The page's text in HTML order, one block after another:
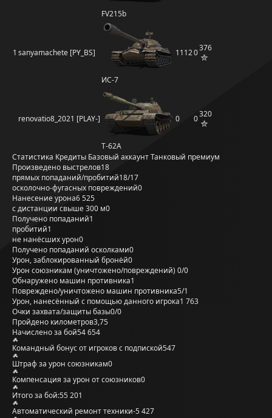
FV215b
1 sanyamachete [PY_BS]
ИС-7
11120376
renovatio8_2021 [PLAY-]
Т-62А
0 0320
Статистика Кредиты Базовый аккаунтТанковый премиум
Произведено выстрелов18
прямых попаданий/пробитий18/17
осколочно-фугасных повреждений0
Нанесение урона6 525
с дистанции свыше 300 м0
Получено попаданий1
пробитий1
не нанёсших урон0
Получено попаданий осколками0
Урон, заблокированный бронёй0
Урон союзникам (уничтожено/повреждений) 0/0
Обнаружено машин противника1
Повреждено/уничтожено машин противника5/1
Урон, нанесённый с помощью данного игрока1 763
Очки захвата/защиты базы0/0
Пройдено километров3,75
Начислено за бой54 654
Командный бонус от игроков с подпиской547
Штраф за урон союзникам0
Компенсация за урон от союзников0
Итого за бой:55 201
Автоматический ремонт техники-5 427